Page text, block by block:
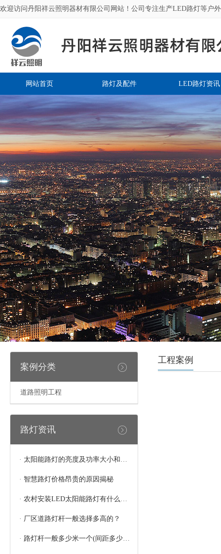
欢迎访问丹阳祥云照明器材有限公司网站！公司专注生产LED路灯等户
网站首页 路灯及配件 LED路灯资讯
案例分类
道路照明工程
路灯资讯
· 太阳能路灯的亮度及功率大小和灯珠的多少有关系吗
· 智慧路灯价格昂贵的原因揭秘
· 农村安装LED太阳能路灯有什么好处
· 厂区道路灯杆一般选择多高的？
· 路灯杆一般多少米一个(间距多少合适)
工程案例